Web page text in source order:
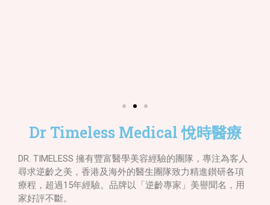
Dr Timeless Medical 悅時醫療
DR. TIMELESS 擁有豐富醫學美容經驗的團隊，專注為客人
尋求逆齡之美，香港及海外的醫生團隊致力精進鑚研各項
療程，超過15年經驗。品牌以「逆齡專家」美譽聞名，用
家好評不斷。